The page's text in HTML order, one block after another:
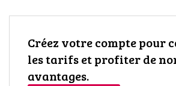
Créez votre compte pour
les tarifs et profiter de
avantages.